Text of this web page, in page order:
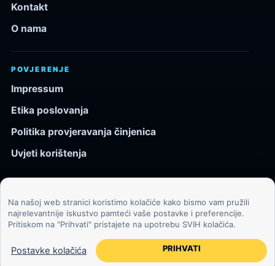
Kontakt
O nama
POVJERENJE
Impressum
Etika poslovanja
Politika provjeravanja činjenica
Uvjeti korištenja
© 2026 Kozmos.hr. Sva prava pridržana.
Svemir, znanost, tehnologija i velike ideje za znatiželjne
čitatelje.
Na našoj web stranici koristimo kolačiće kako bismo vam pružili
najrelevantnije iskustvo pamteći vaše postavke i preferencije.
Pritiskom na "Prihvati" pristajete na upotrebu SVIH kolačića.
Postavke kolačića PRIHVATI